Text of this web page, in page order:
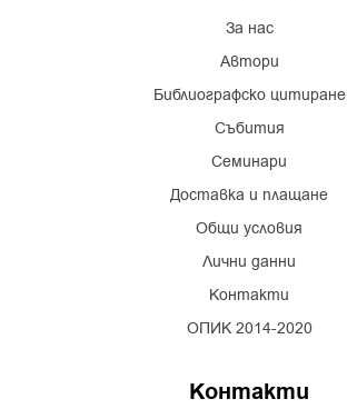
За нас
Автори
Библиографско цитиране
Събития
Семинари
Доставка и плащане
Общи условия
Лични данни
Контакти
ОПИК 2014-2020
Контакти